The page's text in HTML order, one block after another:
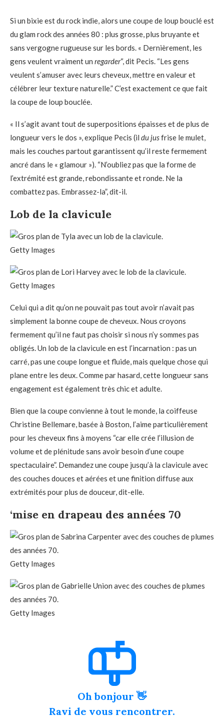
Si un bixie est du rock indie, alors une coupe de loup bouclé est
du glam rock des années 80 : plus grosse, plus bruyante et
sans vergogne rugueuse sur les bords. « Dernièrement, les
gens veulent vraiment un regarder“, dit Pecis. “Les gens
veulent s’amuser avec leurs cheveux, mettre en valeur et
célébrer leur texture naturelle.” C’est exactement ce que fait
la coupe de loup bouclée.
« Il s’agit avant tout de superpositions épaisses et de plus de
longueur vers le dos », explique Pecis (il du jusfrise le mulet,
mais les couches partout garantissent qu’il reste fermement
ancré dans le « glamour »). “N’oubliez pas que la forme de
l’extrémité est grande, rebondissante et ronde. Ne la
combattez pas. Embrassez-la”, dit-il.
Lob de la clavicule
Getty Images
Getty Images
Celui qui a dit qu’on ne pouvait pas tout avoir n’avait pas
simplement la bonne coupe de cheveux. Nous croyons
fermement qu’il ne faut pas choisir si nous n’y sommes pas
obligés. Un lob de la clavicule en est l’incarnation : pas un
carré, pas une coupe longue et fluide, mais quelque chose qui
plane entre les deux. Comme par hasard, cette longueur sans
engagement est également très chic et adulte.
Bien que la coupe convienne à tout le monde, la coiffeuse
Christine Bellemare, basée à Boston, l’aime particulièrement
pour les cheveux fins à moyens “car elle crée l’illusion de
volume et de plénitude sans avoir besoin d’une coupe
spectaculaire”. Demandez une coupe jusqu’à la clavicule avec
des couches douces et aérées et une finition diffuse aux
extrémités pour plus de douceur, dit-elle.
‘mise en drapeau des années 70
Getty Images
Getty Images
Oh bonjour 👋
Ravi de vous rencontrer.